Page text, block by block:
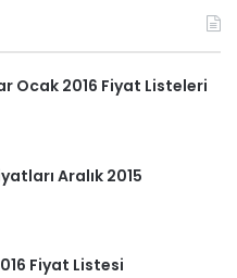
Ocak 2016 Fiyat Listeleri
Aralık 2015
Fiyat Listesi